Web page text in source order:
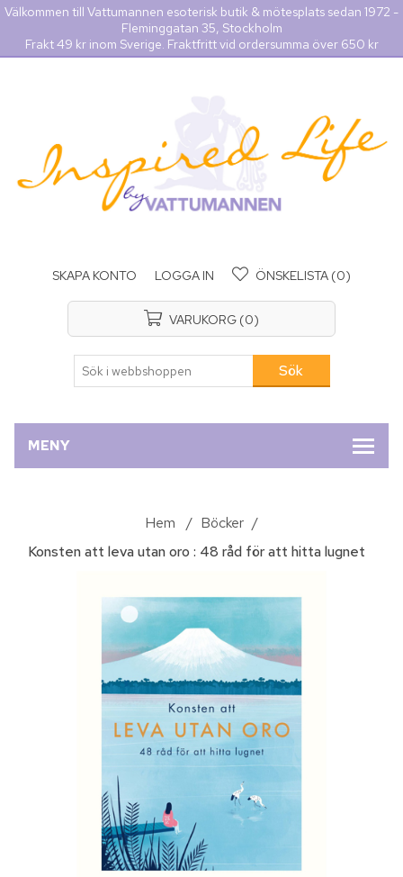
Välkommen till Vattumannen esoterisk butik & mötesplats sedan 1972 -
Fleminggatan 35, Stockholm
Frakt 49 kr inom Sverige. Fraktfritt vid ordersumma över 650 kr
SKAPA KONTO LOGGA IN ÖNSKELISTA (0)
VARUKORG (0)
MENY
Hem / Böcker /
Konsten att leva utan oro : 48 råd för att hitta lugnet